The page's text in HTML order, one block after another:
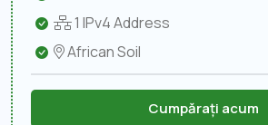
1 IPv4 Address
African Soil
Cumpărați acum